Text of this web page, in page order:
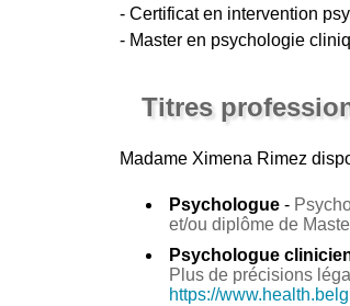
- Certificat en intervention
- Master en psychologie
Titres
Madame Ximena Rimez
Psychologue-
et/ou diplôme de
Psychologue
Plus de précisions
https://